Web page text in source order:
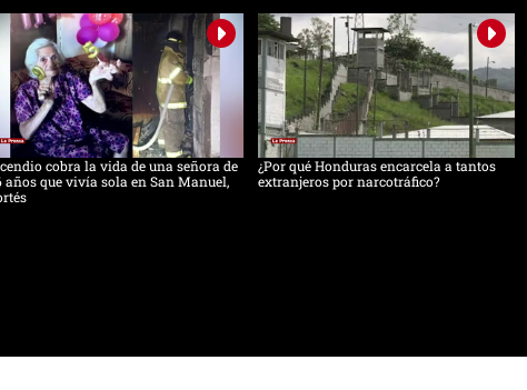
cobra la vida de una señora de
años que vivía sola en San Manuel,
¿Por qué Honduras encarcela a tantos
extranjeros por narcotráfico?